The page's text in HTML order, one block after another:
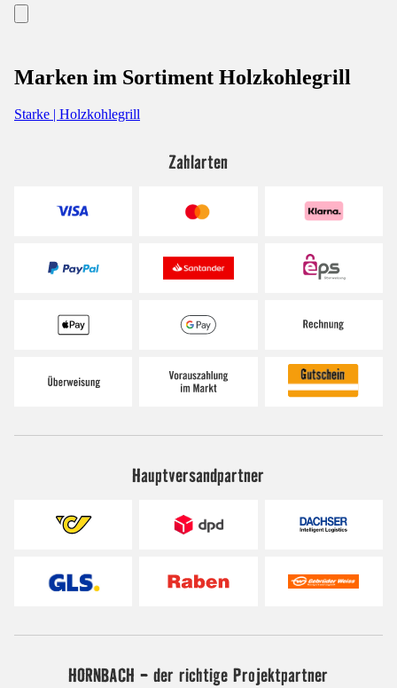
Marken im Sortiment Holzkohlegrill
Starke | Holzkohlegrill
Zahlarten
Hauptversandpartner
HORNBACH - der richtige Projektpartner